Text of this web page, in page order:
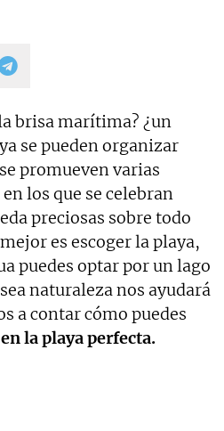
brisa marítima? ¿un
se pueden organizar
promueven varias
los que se celebran
preciosas sobre todo
es escoger la playa,
puedes optar por un lago
naturaleza nos ayudará
a contar cómo puedes
la playa perfecta.